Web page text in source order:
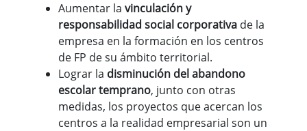
Aumentar la vinculación y
responsabilidad social corporativa de la
empresa en la formación en los centros
de FP de su ámbito territorial.
Lograr la disminución del abandono
escolar temprano, junto con otras
medidas, los proyectos que acercan los
centros a la realidad empresarial son un